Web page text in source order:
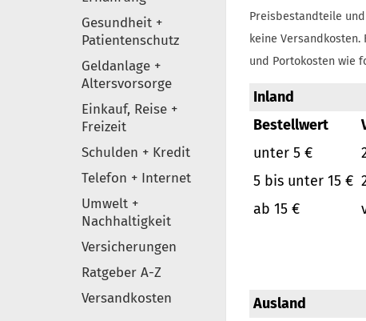
Gesundheit +
Patientenschutz
Geldanlage +
Altersvorsorge
Einkauf, Reise +
Freizeit
Schulden + Kredit
Telefon + Internet
Umwelt +
Nachhaltigkeit
Versicherungen
Ratgeber A-Z
Versandkosten
Preisbestandteile
keine Versandkosten.
und Portokosten wie
Inland
Bestellwert
unter 5 €
5 bis unter 15 €
ab 15 €
Ausland